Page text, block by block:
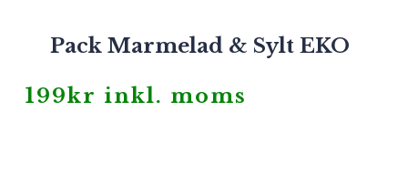
Pack Marmelad & Sylt EKO
199kr inkl. moms